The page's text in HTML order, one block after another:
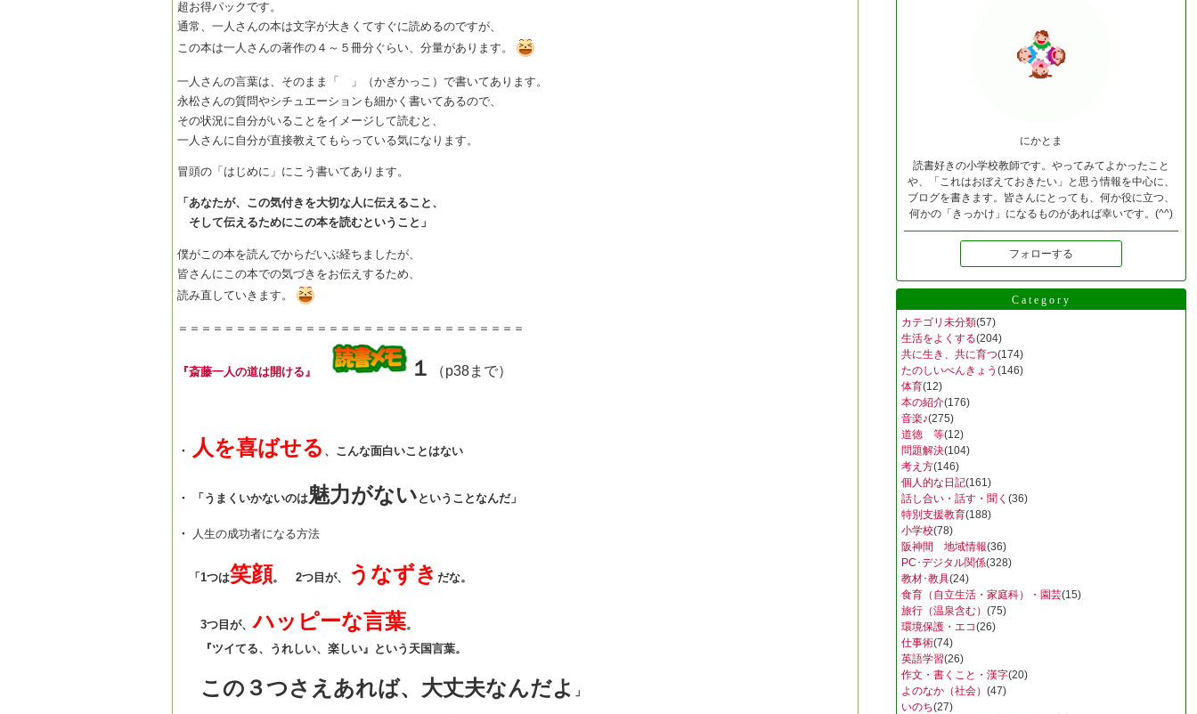
超お得パックです。
通常、一人さんの本は文字が大きくてすぐに読めるのですが、
この本は一人さんの著作の４～５冊分ぐらい、分量があります。
一人さんの言葉は、そのまま「 」（かぎかっこ）で書いてあります。
永松さんの質問やシチュエーションも細かく書いてあるので、
その状況に自分がいることをイメージして読むと、
一人さんに自分が直接教えてもらっている気になります。
冒頭の「はじめに」にこう書いてあります。
「あなたが、この気付きを大切な人に伝えること、
そして伝えるためにこの本を読むということ」
僕がこの本を読んでからだいぶ経ちましたが、
皆さんにこの本での気づきをお伝えするため、
読み直していきます。
＝＝＝＝＝＝＝＝＝＝＝＝＝＝＝＝＝＝＝＝＝＝＝＝＝＝＝＝＝＝
『斎藤一人の道は開ける』 １ （p38まで）
・ 人を喜ばせる 、こんな面白いことはない
・ 「うまくいかないのは魅力がない ということなんだ」
・ 人生の成功者になる方法
「1つは笑顔。 2つ目が、 うなずき だな。
3つ目が、ハッピーな言葉。
『ツイてる、うれしい、楽しい』という天国言葉。
この３つさえあれば、大丈夫なんだよ 」
にかとま
読書好きの小学校教師です。やってみてよかったこと
や、「これはおぼえておきたい」と思う情報を中心に、
ブログを書きます。皆さんにとっても、何か役に立つ、
何かの「きっかけ」になるものがあれば幸いです。(^^)
フォローする
Category
カテゴリ未分類(57)
生活をよくする(204)
共に生き、共に育つ(174)
たのしいべんきょう (146)
体育(12)
本の紹介(176)
音楽♪(275)
道徳 等(12)
問題解決(104)
考え方(146)
個人的な日記(161)
話し合い・話す・聞く (36)
特別支援教育(188)
小学校(78)
阪神間 地域情報(36)
PC･デジタル関係(328)
教材･教具(24)
食育（自立生活・家庭科）・園芸(15)
旅行（温泉含む） (75)
環境保護・エコ(26)
仕事術(74)
英語学習(26)
作文・書くこと・漢字(20)
よのなか（社会） (47)
いのち(27)